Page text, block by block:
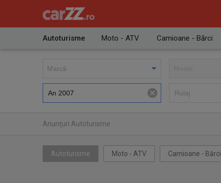
Autoturisme Moto - ATV Camioane - Bărci
Anunţuri Autoturisme
Autoturisme Moto - ATV Camioane - Bărci